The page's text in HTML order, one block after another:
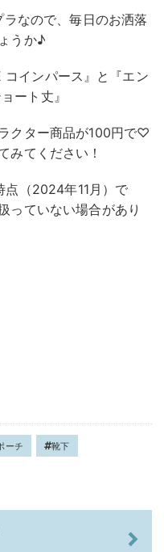
なので、毎日のお洒落
うか♪
インパース』と『エン
ート丈』
クター商品が100円で♡
みてください！
点（2024年11月）で
っていない場合があり
ーチ 靴下